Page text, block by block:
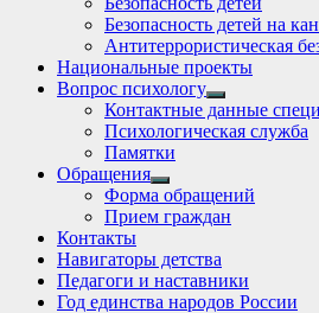
Безопасность детей на
Антитеррористическая
Национальные проекты
Вопрос психологу
Show
sub
menu
Контактные данные
Психологическая служба
Памятки
Обращения
Show
sub
menu
Форма обращений
Прием граждан
Контакты
Навигаторы детства
Педагоги и наставники
Год единства народов России